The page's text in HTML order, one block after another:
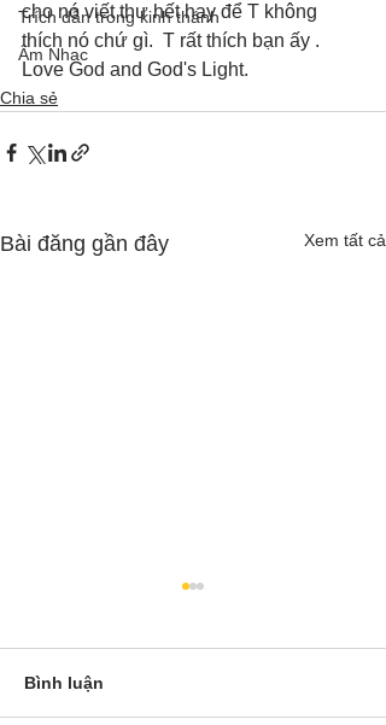
Trích dẫn trong kinh thánh
Âm Nhạc
cho nó viết thư hết hay để T không
thích nó chứ gì.  T rất thích bạn ấy .
Love God and God's Light.
Chia sẻ
Bài đăng gần đây Xem tất cả
Bình luận